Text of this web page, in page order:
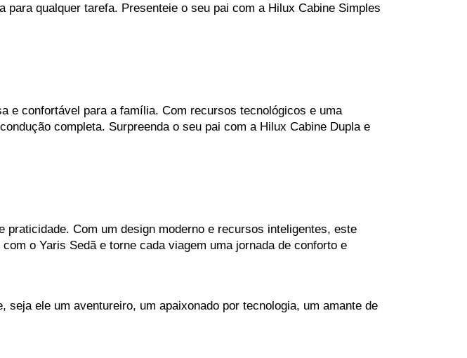
qualquer tarefa. Presenteie o seu pai com a Hilux Cabine Simples
e confortável para a família. Com recursos tecnológicos e uma
completa. Surpreenda o seu pai com a Hilux Cabine Dupla e
Com um design moderno e recursos inteligentes, este
o Yaris Sedã e torne cada viagem uma jornada de conforto e
ele um aventureiro, um apaixonado por tecnologia, um amante de